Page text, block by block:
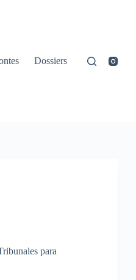
Dossiers
para